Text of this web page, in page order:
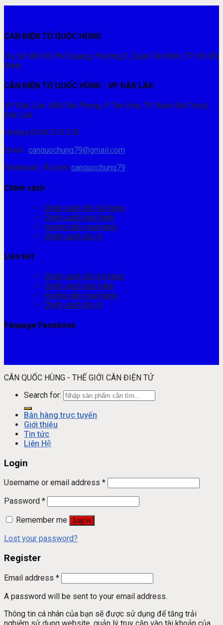
CÂN ĐIỆN TỬ QUỐC HÙNG
Trụ Sở: 86/56 Phổ Quang, Phường 2, Quận Tân Bình, TP. Hồ Chí
Minh.
CÂN ĐIỆN TỬ QUỐC HÙNG - VP ĐĂK LĂK
VP Đăk Lăk: A58 Tân Phong, P. Tân Hòa, TP. Buôn Ma Thuột,
Đăk Lăk.
Hotline:0394 579 579
Email : canquochung79@gmail.com
Facebook : fb.com/canquochung79
Chính sách
Chính sách đổi trả hàng
Chính sách bảo hành
Hướng dẫn mua hàng
Chính sách đại lý
Liên kết
Chính sách đổi trả hàng
Chính sách bảo hành
Hướng dẫn mua hàng
Chính sách đại lý
Fanpage Facebook
CÂN QUỐC HÙNG - THẾ GIỚI CÂN ĐIỆN TỬ
Search for:
Bán hàng trực tuyến
Giới thiệu
Tin tức
Liên Hệ
Login
Username or email address *
Password *
Remember me
Log in
Lost your password?
Register
Email address *
A password will be sent to your email address.
Thông tin cá nhân của bạn sẽ được sử dụng để tăng trải